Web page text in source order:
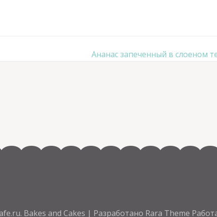
Ананас запеченный в слоеном
. Bakes and Cakes | Разработано Rara Theme